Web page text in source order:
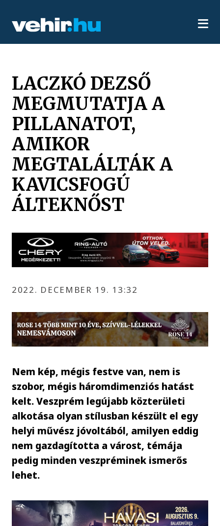
LACZKÓ DEZSŐ
MEGMUTATJA A
PILLANATOT,
AMIKOR
MEGTALÁLTÁK A
KAVICSFOGÚ
ÁLTEKNŐST
2022. DECEMBER 19. 13:32
Nem kép, mégis festve van, nem is
szobor, mégis háromdimenziós hatást
kelt. Veszprém legújabb közterületi
alkotása olyan stílusban készült el egy
helyi művész jóvoltából, amilyen eddig
nem gazdagította a várost, témája
pedig minden veszpréminek ismerős
lehet.